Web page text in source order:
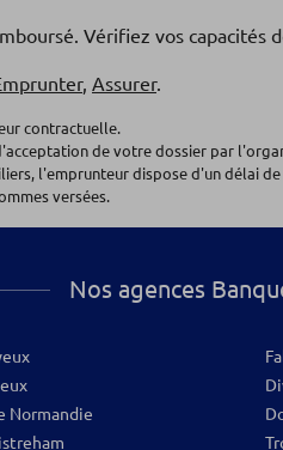
SUR MER
- 18:00
Plus d’infos
Vérifiez vos capacités
, Assurer.
contractuelle.
de votre dossier par
l'emprunteur dispose d'un délai
versées.
Nos agences
Normandie